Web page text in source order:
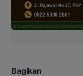
Bagikan